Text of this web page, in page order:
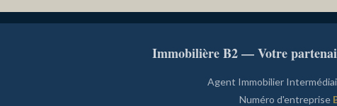
Immobilière B2 — Votre
Agent Immobilier
Numéro d'entreprise